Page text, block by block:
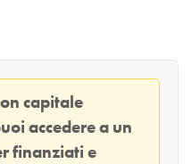
capitale
accedere a un
finanziati e